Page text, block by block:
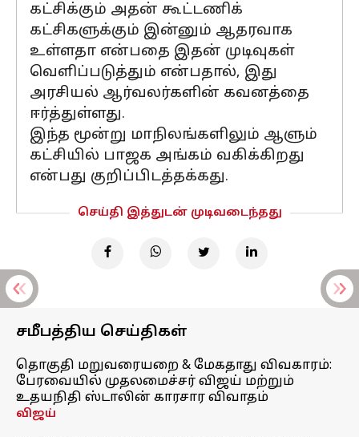
கட்சிக்கும் அதன் கூட்டணிக்
கட்சிகளுக்கும் இன்னும் ஆதரவாக
உள்ளதா என்பதை இதன் முடிவுகள்
வெளிப்படுத்தும் என்பதால், இது
அரசியல் ஆர்வலர்களின் கவனத்தை
ஈர்த்துள்ளது.
இந்த மூன்று மாநிலங்களிலும் ஆளும்
கட்சியில் பாஜக அங்கம் வகிக்கிறது
என்பது குறிப்பிடத்தக்கது.
செய்தி இத்துடன் முடிவடைந்தது
சமீபத்திய செய்திகள்
தொகுதி மறுவரையறை & மேகதாது விவகாரம்:
பேரவையில் முதலமைச்சர் விஜய் மற்றும்
உதயநிதி ஸ்டாலின் காரசார விவாதம்
விஜய்